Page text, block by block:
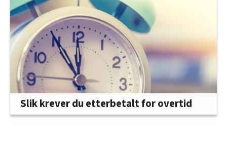
Slik krever du etterbetalt for overtid